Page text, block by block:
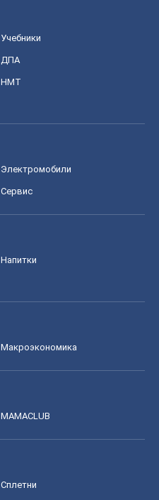
Учебники
ДПА
НМТ
Электромобили
Сервис
Напитки
Mакроэкономика
MAMACLUB
Сплетни